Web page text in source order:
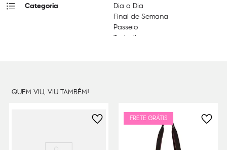
Categoria
Dia a Dia
Final de Semana
Passeio
Trabalho
Peso
QUEM VIU, VIU TAMBÉM!
FRETE GRÁTIS